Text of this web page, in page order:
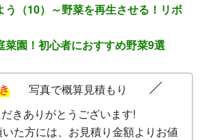
う（10）～野菜を再生させる！リボ
菜園！初心者におすすめ野菜9選
写真で概算見積もり
きありがとうございます!
た方には、お見積り金額よりお値